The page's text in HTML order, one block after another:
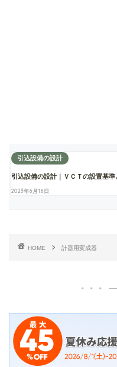
引込設備の設計
引込設備の設計｜ＶＣＴの設置基
2023年6月16日
HOME 計器用変成器